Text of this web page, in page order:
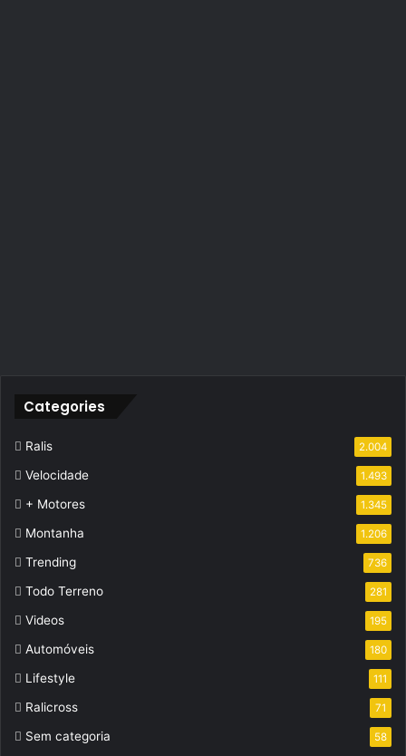
Categories
Ralis 2.004
Velocidade 1.493
+ Motores 1.345
Montanha 1.206
Trending 736
Todo Terreno 281
Videos 195
Automóveis 180
Lifestyle 111
Ralicross 71
Sem categoria 58